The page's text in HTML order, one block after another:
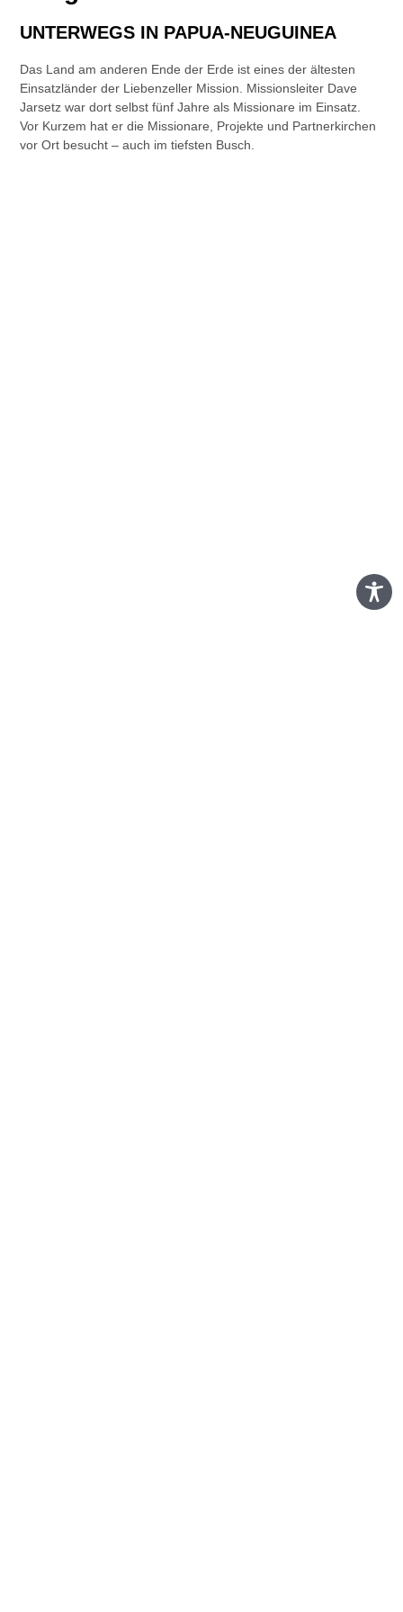
UNTERWEGS IN PAPUA-NEUGUINEA
Das Land am anderen Ende der Erde ist eines der ältesten
Einsatzländer der Liebenzeller Mission. Missionsleiter Dave
Jarsetz war dort selbst fünf Jahre als Missionare im Einsatz.
Vor Kurzem hat er die Missionare, Projekte und Partnerkirchen
vor Ort besucht – auch im tiefsten Busch.